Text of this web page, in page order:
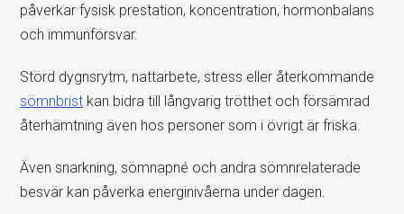
påverkar fysisk prestation, koncentration, hormonbalans
och immunförsvar.
Störd dygnsrytm, nattarbete, stress eller återkommande
sömnbrist kan bidra till långvarig trötthet och försämrad
återhämtning även hos personer som i övrigt är friska.
Även snarkning, sömnapné och andra sömnrelaterade
besvär kan påverka energinivåerna under dagen.